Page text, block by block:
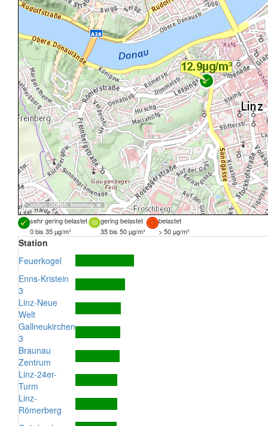
Quellen:DORIS, basemap.at
sehr gering belastet gering belastet
belastet
0 bis 35 µg/m³
35 bis 50 µg/m³ > 50 µg/m³
Station
Feuerkogel
Enns-Kristein
3
Linz-Neue
Welt
Gallneukirchen
3
Braunau
Zentrum
Linz-24er-
Turm
Linz-
Römerberg